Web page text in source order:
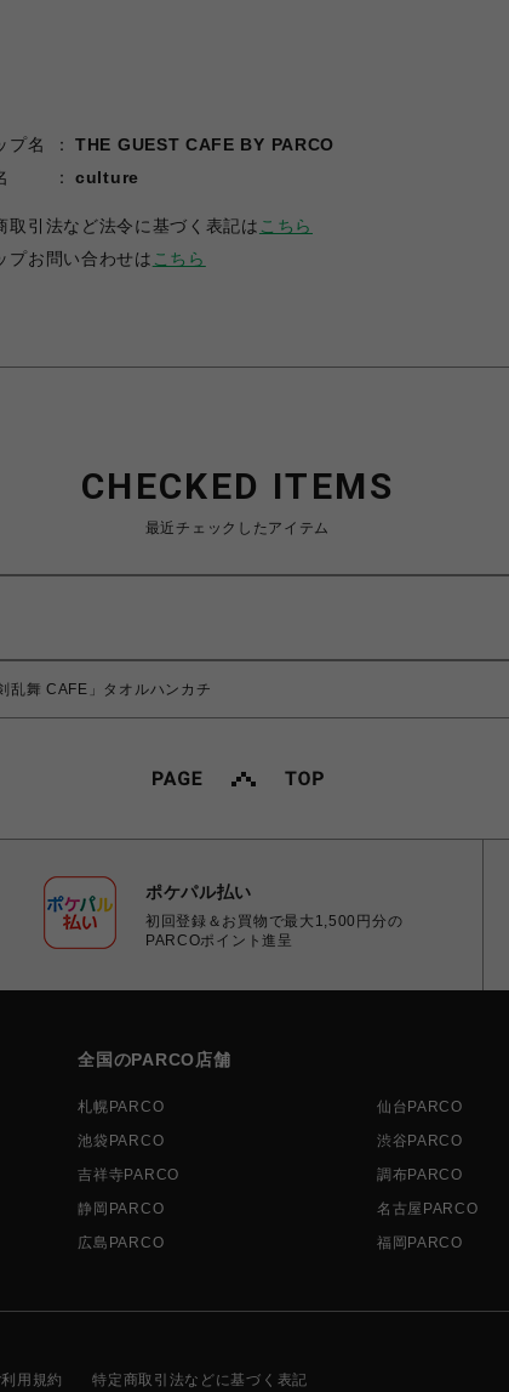
プ名
THE GUEST CAFE BY PARCO
culture
取引法など法令に基づく表記は こちら
プお問い合わせは こちら
CHECKED ITEMS
最近チェックしたアイテム
乱舞 CAFE」タオルハンカチ
ポケパル払い
初回登録＆お買物で最大1,500円分の
PARCOポイント進呈
全国のPARCO店舗
札幌PARCO 仙台PARCO
池袋PARCO
渋谷PARCO
吉祥寺PARCO
調布PARCO
静岡PARCO
名古屋PARCO
広島PARCO
福岡PARCO
用規約 特定商取引法などに基づく表記